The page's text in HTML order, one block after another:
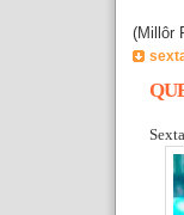
(Millôr